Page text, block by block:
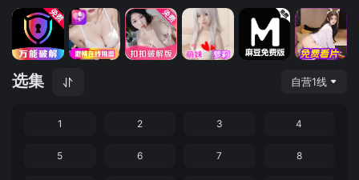
选集 自营1线
1 2 3 4
5 6 7 8